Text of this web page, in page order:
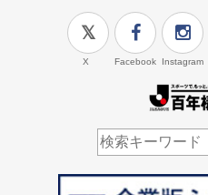
X Facebook Instagram